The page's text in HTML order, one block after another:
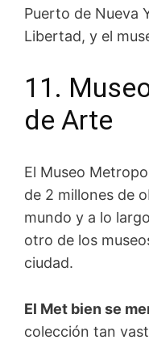
Puerto de Nueva
Libertad, y el
11.
de Arte
El Museo
de 2 millones de
mundo y a lo
otro de los
ciudad.
El Met bien se
colección tan